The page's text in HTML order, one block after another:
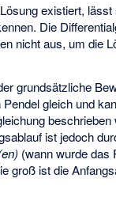
existiert,
Die
nicht aus, um die
grundsätzliche
gleich und
beschrieben
ist jedoch
(wann wurde das
groß ist die